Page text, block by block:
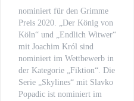
„Fritzie – Der
nominiert für den Grimme
Preis 2020. „Der König von
Köln“ und „Endlich Witwer“
mit Joachim Król sind
nominiert im Wettbewerb in
der Kategorie „Fiktion“. Die
Serie „Skylines“ mit Slavko
Popadic ist nominiert im